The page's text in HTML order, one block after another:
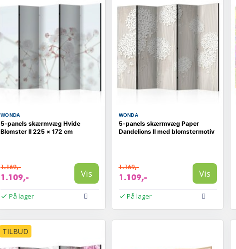
WONDA
5-panels skærmvæg Hvide
Blomster II 225 × 172 cm
1.169,-
1.109,- Vis
På lager
WONDA
5-panels skærmvæg Paper
Dandelions II med blomstermotiv
1.169,-
1.109,- Vis
På lager
TILBUD